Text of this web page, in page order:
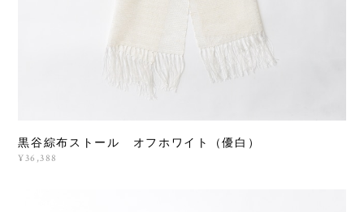
黒谷綜布ストール オフホワイト（優白）
¥36,388